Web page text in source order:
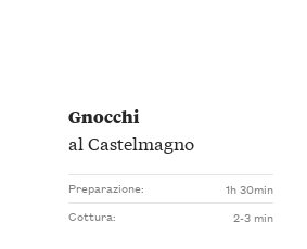
Gnocchi
al Castelmagno
Preparazione:
1h 30min
Cottura:
2-3 min